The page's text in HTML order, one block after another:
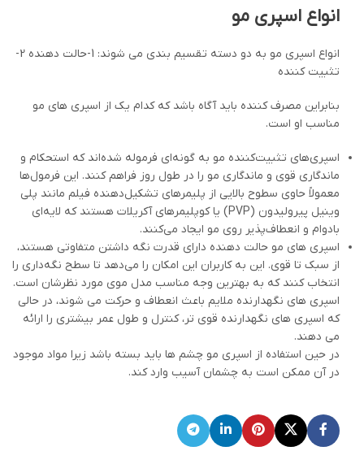
انواع اسپری مو
انواع اسپری مو به دو دسته تقسیم بندی می شوند: 1-حالت دهنده 2-
تثبیت کننده
بنابراین مصرف کننده باید آگاه باشد که کدام یک از اسپری های مو
مناسب او است.
اسپری‌های تثبیت‌کننده مو به گونه‌ای فرموله شده‌اند که استحکام و
ماندگاری قوی و ماندگاری مو را در طول روز فراهم کنند. این فرمول‌ها
معمولاً حاوی سطوح بالایی از پلیمرهای تشکیل‌دهنده فیلم مانند پلی
وینیل پیرولیدون (PVP) یا کوپلیمرهای آکریلات هستند که لایه‌ای
بادوام و انعطاف‌پذیر روی مو ایجاد می‌کنند.
اسپری های مو حالت دهنده دارای قدرت نگه داشتن متفاوتی هستند،
از سبک تا قوی. این به کاربران این امکان را می‌دهد تا سطح نگه‌داری را
انتخاب کنند که به بهترین وجه مناسب مدل موی مورد نظرشان است.
اسپری های نگهدارنده ملایم باعث انعطاف و حرکت می شوند، در حالی
که اسپری های نگهدارنده قوی تر، کنترل و طول عمر بیشتری را ارائه
می دهند.
در حین استفاده از اسپری مو چشم ها باید بسته باشد زیرا مواد موجود
در آن ممکن است به چشمان آسیب وارد کند.